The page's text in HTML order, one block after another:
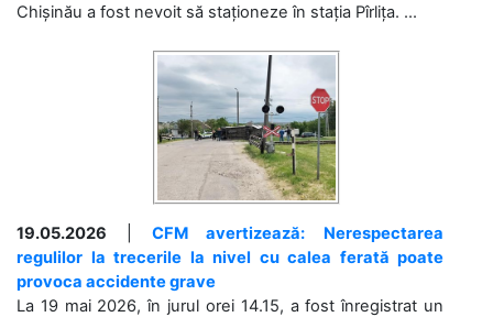
Chișinău a fost nevoit să staționeze în stația Pîrlița. ...
19.05.2026
CFM avertizează: Nerespectarea
regulilor la trecerile la nivel cu calea ferată poate
provoca accidente grave
La 19 mai 2026, în jurul orei 14.15, a fost înregistrat un